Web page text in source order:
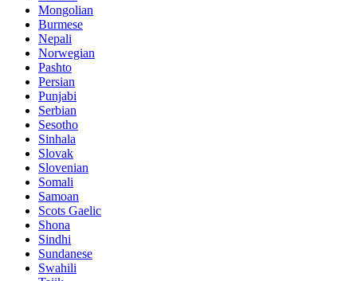
Mongolian
Burmese
Nepali
Norwegian
Pashto
Persian
Punjabi
Serbian
Sesotho
Sinhala
Slovak
Slovenian
Somali
Samoan
Scots Gaelic
Shona
Sindhi
Sundanese
Swahili